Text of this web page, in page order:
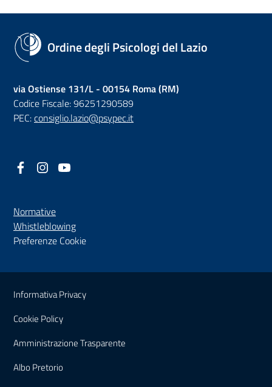
Ordine degli Psicologi del Lazio
via Ostiense 131/L - 00154 Roma (RM)
Codice Fiscale: 96251290589
PEC:consiglio.lazio@psypec.it
Facebook
(nuova scheda - new tab)
Instagram
(nuova scheda - new tab)
Normative
Whistleblowing(nuova scheda - new tab)
Preferenze Cookie
Sezione Link Utili
Informativa Privacy
Cookie Policy
Amministrazione Trasparente
Albo Pretorio